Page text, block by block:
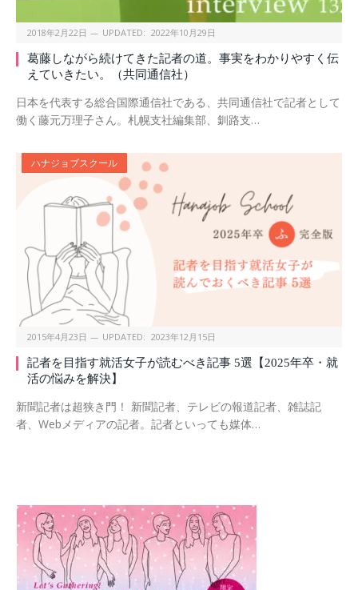
2018年2月22日 UPDATED: 2022年10月29日
葛藤しながら続けてきた記者の道。事実をわかりやすく伝
えていきたい。（共同通信社）
日本を代表する総合国際通信社である、共同通信社で記者として
働く藤元万理子さん。札幌支社編集部、釧路支…
ハナジョブスクール
2015年4月23日 UPDATED: 2023年12月15日
記者を目指す就活女子が読むべき記事 5選【2025年卒・就
活の悩みを解決】
新聞記者は超狭き門！ 新聞記者、テレビの報道記者、雑誌記
者、Webメディアの記者。記者といっても媒体…